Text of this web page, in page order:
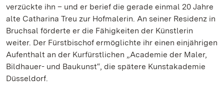
verzückte ihn – und er berief die gerade einmal 20 Jahre
alte Catharina Treu zur Hofmalerin. An seiner Residenz in
Bruchsal förderte er die Fähigkeiten der Künstlerin
weiter. Der Fürstbischof ermöglichte ihr einen einjährigen
Aufenthalt an der Kurfürstlichen „Academie der Maler,
Bildhauer- und Baukunst“, die spätere Kunstakademie
Düsseldorf.